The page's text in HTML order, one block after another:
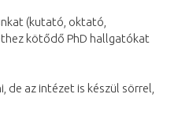
(kutató, oktató,
kötődő PhD hallgatókat
az intézet is készül sörrel,